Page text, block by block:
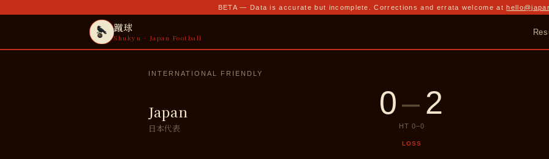
BETA — Data is accurate but incomplete. Corrections and errata welcome at
蹴球
Shukyu · Japan Football
INTERNATIONAL FRIENDLY
Japan
日本代表
0–2
HT 0–0
LOSS